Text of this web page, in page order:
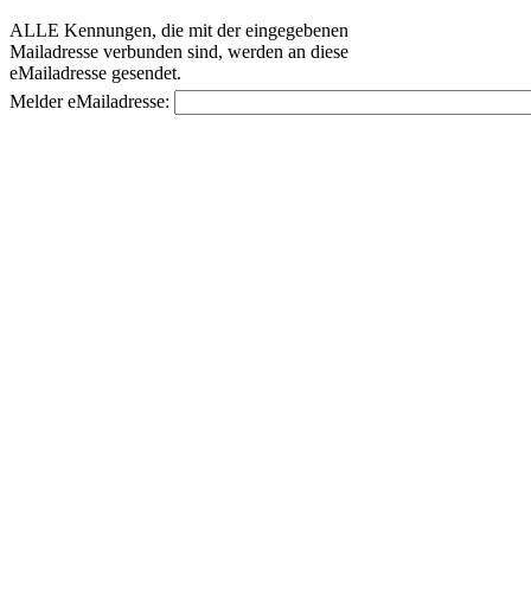
ALLE Kennungen, die mit der eingegebenen
Mailadresse verbunden sind, werden an diese
eMailadresse gesendet.
Melder eMailadresse: